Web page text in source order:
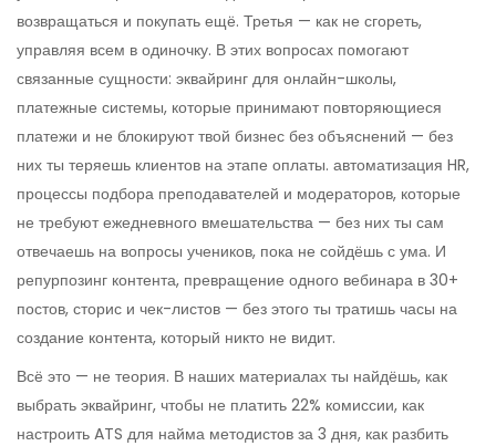
возвращаться и покупать ещё. Третья — как не сгореть,
управляя всем в одиночку. В этих вопросах помогают
связанные сущности: эквайринг для онлайн-школы,
платежные системы, которые принимают повторяющиеся
платежи и не блокируют твой бизнес без объяснений — без
них ты теряешь клиентов на этапе оплаты. автоматизация HR,
процессы подбора преподавателей и модераторов, которые
не требуют ежедневного вмешательства — без них ты сам
отвечаешь на вопросы учеников, пока не сойдёшь с ума. И
репурпозинг контента, превращение одного вебинара в 30+
постов, сторис и чек-листов — без этого ты тратишь часы на
создание контента, который никто не видит.
Всё это — не теория. В наших материалах ты найдёшь, как
выбрать эквайринг, чтобы не платить 22% комиссии, как
настроить ATS для найма методистов за 3 дня, как разбить